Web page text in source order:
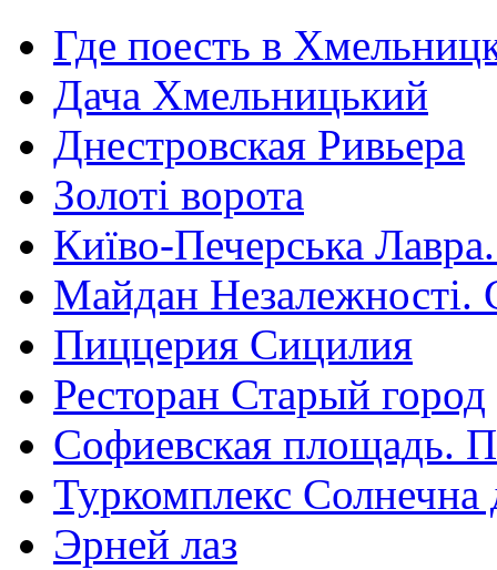
Где поесть в
Дача Хмельницький
Днестровская Ривьера
Золоті ворота
Київо-Печерська
Майдан Незалежності.
Пиццерия Сицилия
Ресторан Старый город
Софиевская площадь.
Туркомплекс Солнечна
Эрней лаз